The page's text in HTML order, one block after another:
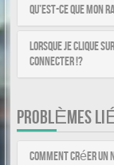
Qu’est-ce que mon
Lorsque je clique
connecter !?
PROBLÈMES
Comment créer un